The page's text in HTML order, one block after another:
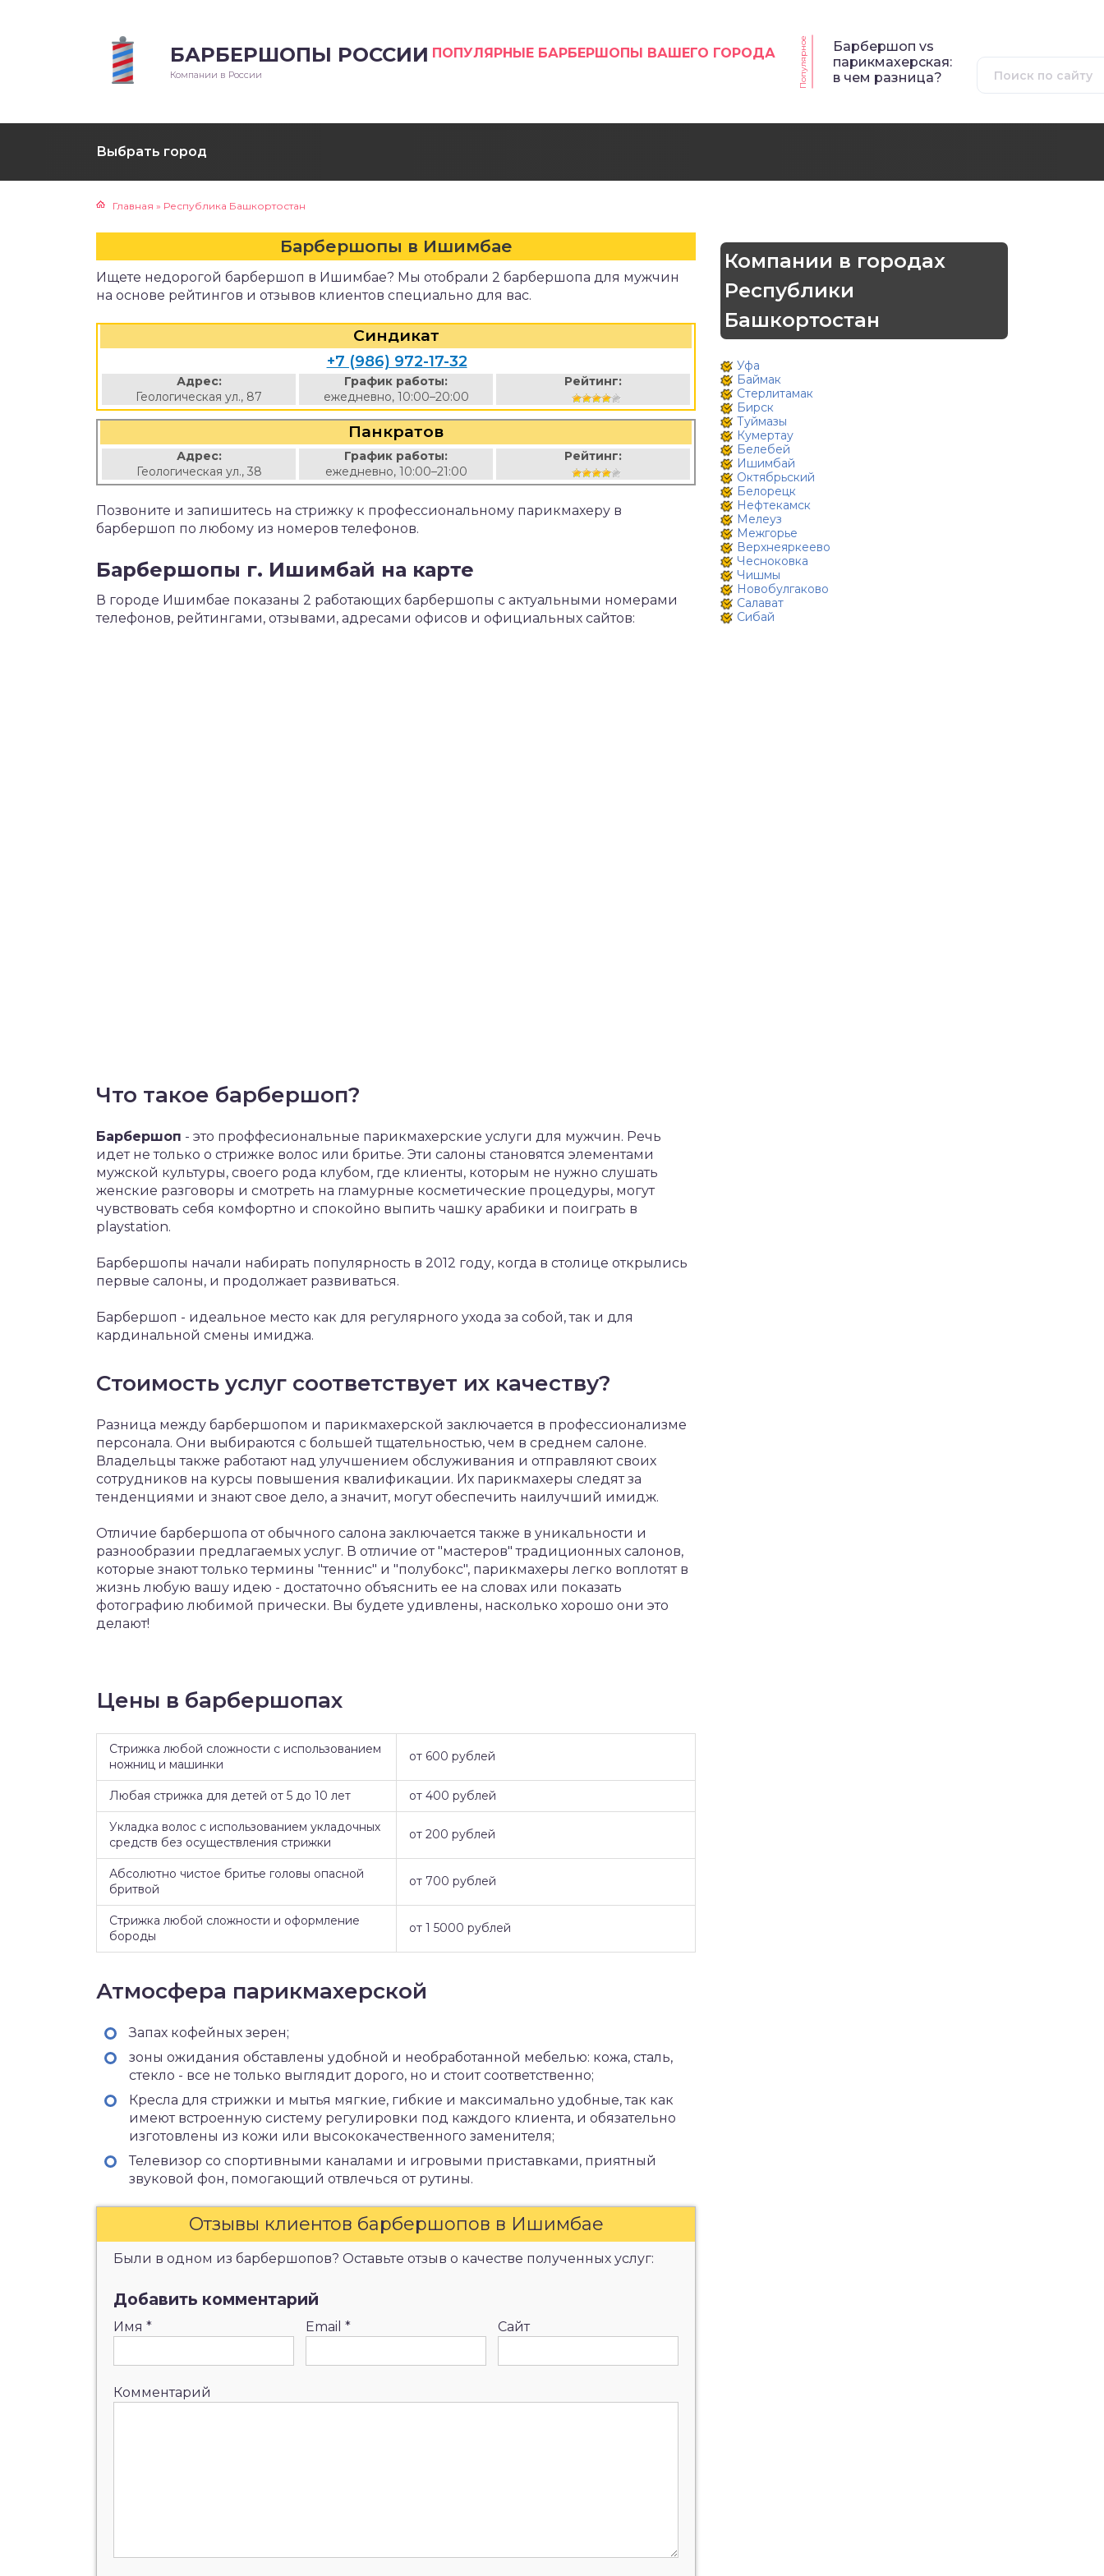
БАРБЕРШОПЫ РОССИИ ПОПУЛЯРНЫЕ БАРБЕРШОПЫ ВАШЕГО ГОРОДА
Компании в России Популярное
Барбершоп vs
парикмахерская:
в чем разница?
Выбрать город
Главная » Республика Башкортостан
Барбершопы в Ишимбае
Ищете недорогой барбершоп в Ишимбае? Мы отобрали 2 барбершопа для мужчин
на основе рейтингов и отзывов клиентов специально для вас.
Синдикат
+7 (986) 972-17-32
Адрес:
Геологическая ул., 87
График работы:
ежедневно, 10:00–20:00
Рейтинг:
Панкратов
Адрес:
Геологическая ул., 38
График работы:
ежедневно, 10:00–21:00
Рейтинг:
Позвоните и запишитесь на стрижку к профессиональному парикмахеру в
барбершоп по любому из номеров телефонов.
Барбершопы г. Ишимбай на карте
В городе Ишимбае показаны 2 работающих барбершопы с актуальными номерами
телефонов, рейтингами, отзывами, адресами офисов и официальных сайтов:
Что такое барбершоп?
Барбершоп - это проффесиональные парикмахерские услуги для мужчин. Речь
идет не только о стрижке волос или бритье. Эти салоны становятся элементами
мужской культуры, своего рода клубом, где клиенты, которым не нужно слушать
женские разговоры и смотреть на гламурные косметические процедуры, могут
чувствовать себя комфортно и спокойно выпить чашку арабики и поиграть в
playstation.
Барбершопы начали набирать популярность в 2012 году, когда в столице открылись
первые салоны, и продолжает развиваться.
Барбершоп - идеальное место как для регулярного ухода за собой, так и для
кардинальной смены имиджа.
Стоимость услуг соответствует их качеству?
Разница между барбершопом и парикмахерской заключается в профессионализме
персонала. Они выбираются с большей тщательностью, чем в среднем салоне.
Владельцы также работают над улучшением обслуживания и отправляют своих
сотрудников на курсы повышения квалификации. Их парикмахеры следят за
тенденциями и знают свое дело, а значит, могут обеспечить наилучший имидж.
Отличие барбершопа от обычного салона заключается также в уникальности и
разнообразии предлагаемых услуг. В отличие от "мастеров" традиционных салонов,
которые знают только термины "теннис" и "полубокс", парикмахеры легко воплотят в
жизнь любую вашу идею - достаточно объяснить ее на словах или показать
фотографию любимой прически. Вы будете удивлены, насколько хорошо они это
делают!
Цены в барбершопах
Стрижка любой сложности с использованием
ножниц и машинки
от 600 рублей
Любая стрижка для детей от 5 до 10 лет от 400 рублей
Укладка волос с использованием укладочных
средств без осуществления стрижки
от 200 рублей
Абсолютно чистое бритье головы опасной
бритвой
от 700 рублей
Стрижка любой сложности и оформление
бороды
от 1 5000 рублей
Атмосфера парикмахерской
Запах кофейных зерен;
зоны ожидания обставлены удобной и необработанной мебелью: кожа, сталь,
стекло - все не только выглядит дорого, но и стоит соответственно;
Кресла для стрижки и мытья мягкие, гибкие и максимально удобные, так как
имеют встроенную систему регулировки под каждого клиента, и обязательно
изготовлены из кожи или высококачественного заменителя;
Телевизор со спортивными каналами и игровыми приставками, приятный
звуковой фон, помогающий отвлечься от рутины.
Отзывы клиентов барбершопов в Ишимбае
Были в одном из барбершопов? Оставьте отзыв о качестве полученных услуг:
Добавить комментарий
Имя * Email * Сайт
Комментарий
Компании в городах
Республики
Башкортостан
Уфа
Баймак
Стерлитамак
Бирск
Туймазы
Кумертау
Белебей
Ишимбай
Октябрьский
Белорецк
Нефтекамск
Мелеуз
Межгорье
Верхнеяркеево
Чесноковка
Чишмы
Новобулгаково
Салават
Сибай